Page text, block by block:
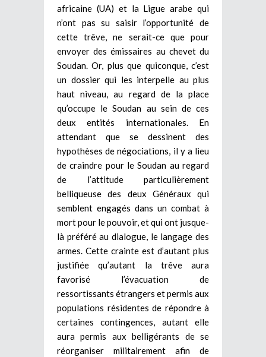
africaine (UA) et la Ligue arabe qui
n’ont pas su saisir l’opportunité de
cette trêve, ne serait-ce que pour
envoyer des émissaires au chevet du
Soudan. Or, plus que quiconque, c’est
un dossier qui les interpelle au plus
haut niveau, au regard de la place
qu’occupe le Soudan au sein de ces
deux entités internationales. En
attendant que se dessinent des
hypothèses de négociations, il y a lieu
de craindre pour le Soudan au regard
de l’attitude particulièrement
belliqueuse des deux Généraux qui
semblent engagés dans un combat à
mort pour le pouvoir, et qui ont jusque-
là préféré au dialogue, le langage des
armes. Cette crainte est d’autant plus
justifiée qu’autant la trêve aura
favorisé l’évacuation de
ressortissants étrangers et permis aux
populations résidentes de répondre à
certaines contingences, autant elle
aura permis aux belligérants de se
réorganiser militairement afin de